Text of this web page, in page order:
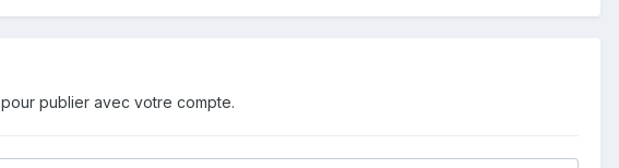
pour publier avec votre compte.